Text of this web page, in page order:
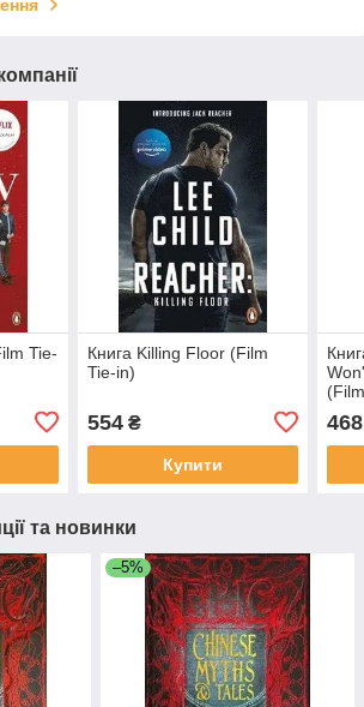
Tie-
Книга Killing Floor (Film
Tie-in)
554₴
Купити
468
та новинки
–5%